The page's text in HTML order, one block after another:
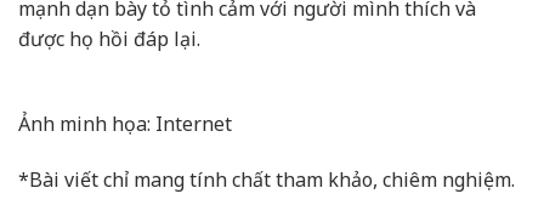
mạnh dạn bày tỏ tình cảm với người mình thích và
được họ hồi đáp lại.
Ảnh minh họa: Internet
*Bài viết chỉ mang tính chất tham khảo, chiêm nghiệm.